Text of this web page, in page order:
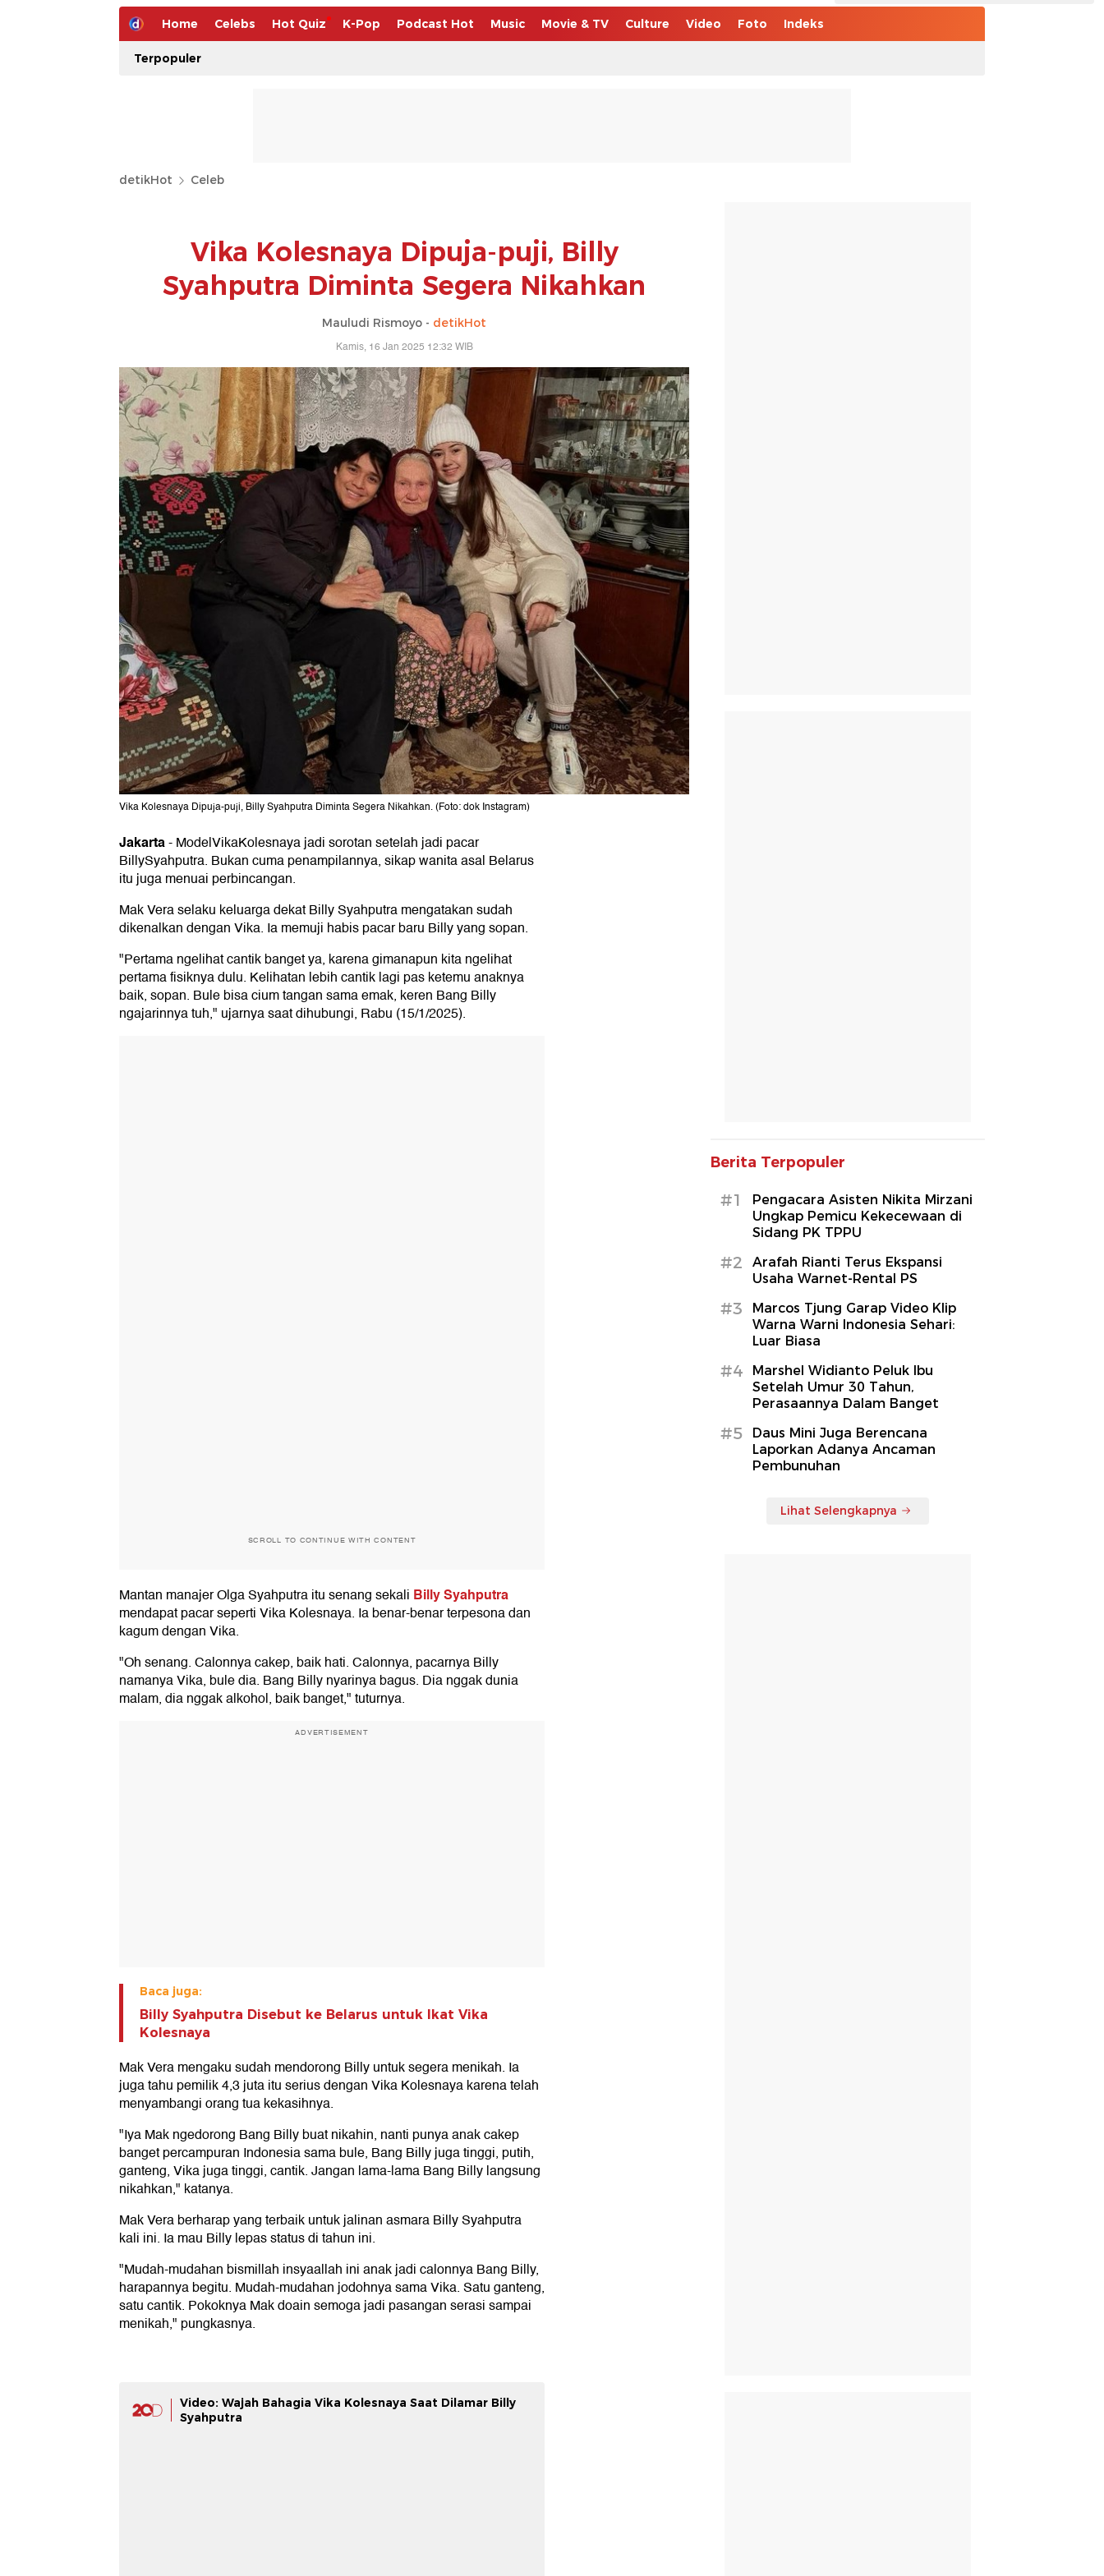
Home Celebs Hot Quiz K-Pop Podcast Hot Music Movie & TV Culture Video Foto Indeks
Terpopuler
detikHot Celeb
Vika Kolesnaya Dipuja-puji, Billy
Syahputra Diminta Segera Nikahkan
Mauludi Rismoyo - detikHot
Kamis, 16 Jan 2025 12:32 WIB
Vika Kolesnaya Dipuja-puji, Billy Syahputra Diminta Segera Nikahkan. (Foto: dok Instagram)
Jakarta-ModelVikaKolesnaya jadi sorotan setelah jadi pacar
BillySyahputra. Bukan cuma penampilannya, sikap wanita asal Belarus
itu juga menuai perbincangan.
Mak Vera selaku keluarga dekat Billy Syahputra mengatakan sudah
dikenalkan dengan Vika. Ia memuji habis pacar baru Billy yang sopan.
"Pertama ngelihat cantik banget ya, karena gimanapun kita ngelihat
pertama fisiknya dulu. Kelihatan lebih cantik lagi pas ketemu anaknya
baik, sopan. Bule bisa cium tangan sama emak, keren Bang Billy
ngajarinnya tuh," ujarnya saat dihubungi, Rabu (15/1/2025).
SCROLL TO CONTINUE WITH CONTENT
Mantan manajer Olga Syahputra itu senang sekali Billy Syahputra
mendapat pacar seperti Vika Kolesnaya. Ia benar-benar terpesona dan
kagum dengan Vika.
"Oh senang. Calonnya cakep, baik hati. Calonnya, pacarnya Billy
namanya Vika, bule dia. Bang Billy nyarinya bagus. Dia nggak dunia
malam, dia nggak alkohol, baik banget," tuturnya.
ADVERTISEMENT
Baca juga:
Billy Syahputra Disebut ke Belarus untuk Ikat Vika
Kolesnaya
Mak Vera mengaku sudah mendorong Billy untuk segera menikah. Ia
juga tahu pemilik 4,3 juta itu serius dengan Vika Kolesnaya karena telah
menyambangi orang tua kekasihnya.
"Iya Mak ngedorong Bang Billy buat nikahin, nanti punya anak cakep
banget percampuran Indonesia sama bule, Bang Billy juga tinggi, putih,
ganteng, Vika juga tinggi, cantik. Jangan lama-lama Bang Billy langsung
nikahkan," katanya.
Mak Vera berharap yang terbaik untuk jalinan asmara Billy Syahputra
kali ini. Ia mau Billy lepas status di tahun ini.
"Mudah-mudahan bismillah insyaallah ini anak jadi calonnya Bang Billy,
harapannya begitu. Mudah-mudahan jodohnya sama Vika. Satu ganteng,
satu cantik. Pokoknya Mak doain semoga jadi pasangan serasi sampai
menikah," pungkasnya.
Video: Wajah Bahagia Vika Kolesnaya Saat Dilamar Billy
Syahputra
Berita Terpopuler
#1
Pengacara Asisten Nikita Mirzani
Ungkap Pemicu Kekecewaan di
Sidang PK TPPU
#2
Arafah Rianti Terus Ekspansi
Usaha Warnet-Rental PS
#3
Marcos Tjung Garap Video Klip
Warna Warni Indonesia Sehari:
Luar Biasa
#4
Marshel Widianto Peluk Ibu
Setelah Umur 30 Tahun,
Perasaannya Dalam Banget
#5
Daus Mini Juga Berencana
Laporkan Adanya Ancaman
Pembunuhan
Lihat Selengkapnya